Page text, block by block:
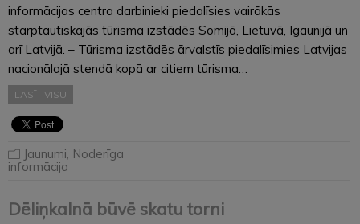
informācijas centra darbinieki piedalīsies vairākās
starptautiskajās tūrisma izstādēs Somijā, Lietuvā, Igaunijā un
arī Latvijā. – Tūrisma izstādēs ārvalstīs piedalīsimies Latvijas
nacionālajā stendā kopā ar citiem tūrisma…
LASĪT VISU
Jaunumi Noderīga
informācija
Dēliņkalnā būvē skatu torni